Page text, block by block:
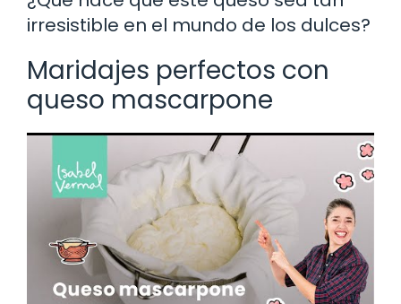
irresistible en el mundo de los dulces?
Maridajes perfectos con
queso mascarpone